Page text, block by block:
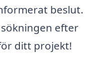
beslut.
efter
ditt projekt!